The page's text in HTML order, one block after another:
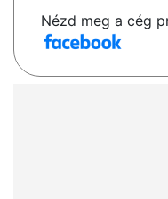
Nézd meg a cég